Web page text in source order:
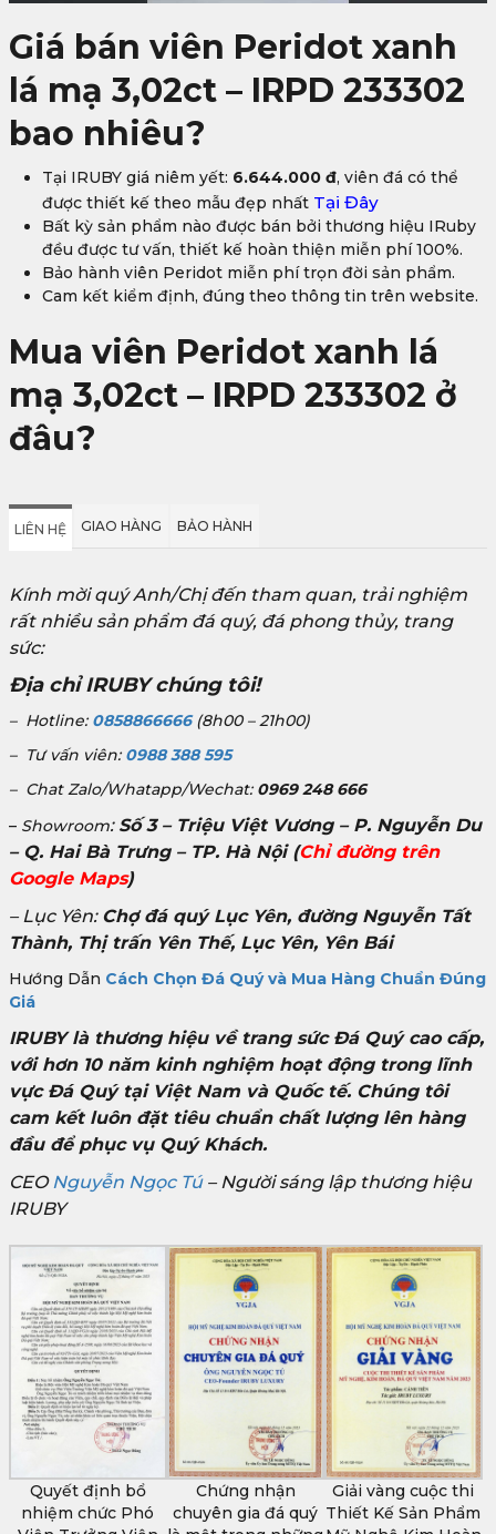
Giá bán viên Peridot xanh
lá mạ 3,02ct – IRPD 233302
bao nhiêu?
Tại IRUBY giá niêm yết: 6.644.000 đ, viên đá có thể
được thiết kế theo mẫu đẹp nhất Tại Đây
Bất kỳ sản phẩm nào được bán bởi thương hiệu IRuby
đều được tư vấn, thiết kế hoàn thiện miễn phí 100%.
Bảo hành viên Peridot miễn phí trọn đời sản phẩm.
Cam kết kiểm định, đúng theo thông tin trên website.
Mua viên Peridot xanh lá
mạ 3,02ct – IRPD 233302 ở
đâu?
LIÊN HỆ GIAO HÀNG BẢO HÀNH
Kính mời quý Anh/Chị đến tham quan, trải nghiệm
rất nhiều sản phẩm đá quý, đá phong thủy, trang
sức:
Địa chỉ IRUBY chúng tôi!
– Hotline: 0858866666(8h00 – 21h00)
– Tư vấn viên: 0988 388 595
– Chat Zalo/Whatapp/Wechat: 0969 248 666
– Showroom: Số 3 – Triệu Việt Vương – P. Nguyễn Du
– Q. Hai Bà Trưng – TP. Hà Nội(Chỉ đường trên
Google Maps)
– Lục Yên: Chợ đá quý Lục Yên, đường Nguyễn Tất
Thành, Thị trấn Yên Thế, Lục Yên, Yên Bái
Hướng Dẫn Cách Chọn Đá Quý và Mua Hàng Chuẩn Đúng
Giá
IRUBY là thương hiệu về trang sức Đá Quý cao cấp,
với hơn 10 năm kinh nghiệm hoạt động trong lĩnh
vực Đá Quý tại Việt Nam và Quốc tế. Chúng tôi
cam kết luôn đặt tiêu chuẩn chất lượng lên hàng
đầu để phục vụ Quý Khách.
CEONguyễn Ngọc Tú– Người sáng lập thương hiệu
IRUBY
Quyết định bổ
nhiệm chức Phó
Chứng nhận
chuyên gia đá quý
Giải vàng cuộc thi
Thiết Kế Sản Phẩm